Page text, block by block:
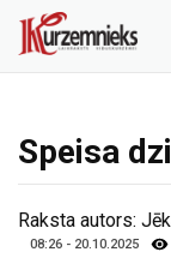
Speisa
Raksta autors:
08:26 - 20.10.2025